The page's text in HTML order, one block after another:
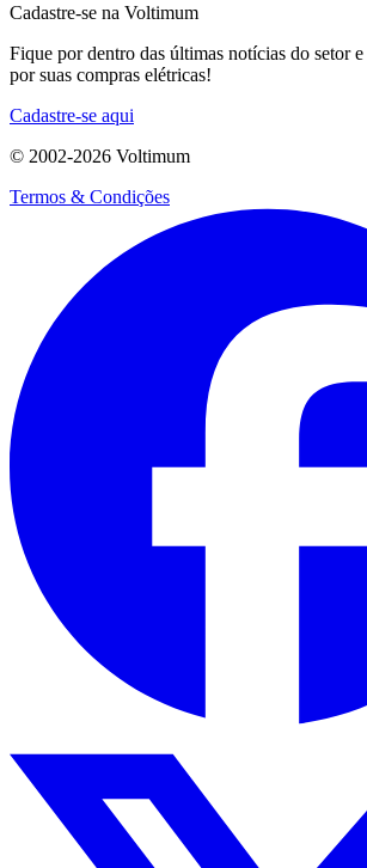
Cadastre-se na Voltimum
Fique por dentro das últimas notícias do setor e
por suas compras elétricas!
Cadastre-se aqui
© 2002-2026 Voltimum
Termos & Condições